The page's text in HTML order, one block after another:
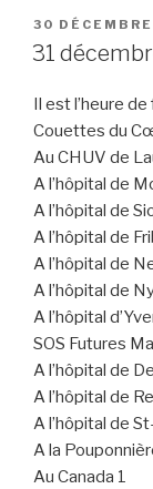
PUBLIÉ
LE
30
31
Il est l’heure
Couettes du
Au CHUV de
A l’hôpital de
A l’hôpital de
A l’hôpital de
A l’hôpital de
A l’hôpital de
A l’hôpital
SOS Futures
A l’hôpital de
A l’hôpital de
A l’hôpital de
A la
Au Canada 1